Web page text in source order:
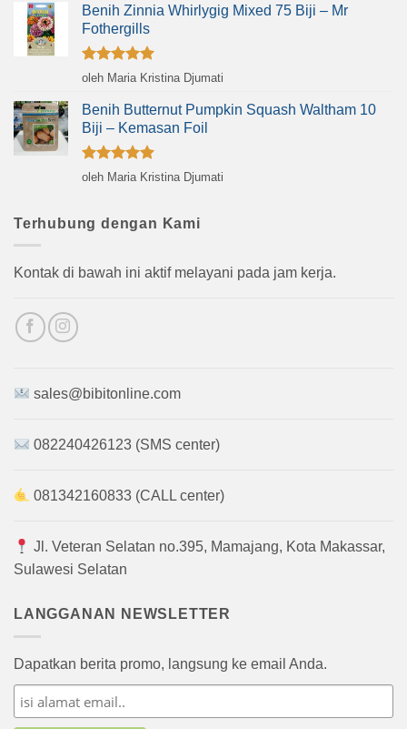
Benih Zinnia Whirlygig Mixed 75 Biji – Mr
Fothergills
Dinilai5
oleh Maria Kristina Djumati
Benih Butternut Pumpkin Squash Waltham 10
Biji – Kemasan Foil
Dinilai5
oleh Maria Kristina Djumati
Terhubung dengan Kami
Kontak di bawah ini aktif melayani pada jam kerja.
sales@bibitonline.com
082240426123 (SMS center)
081342160833 (CALL center)
Jl. Veteran Selatan no.395, Mamajang, Kota Makassar,
Sulawesi Selatan
LANGGANAN NEWSLETTER
Dapatkan berita promo, langsung ke email Anda.